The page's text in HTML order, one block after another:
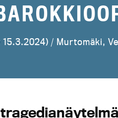
15.3.2024) / Murtomäki,